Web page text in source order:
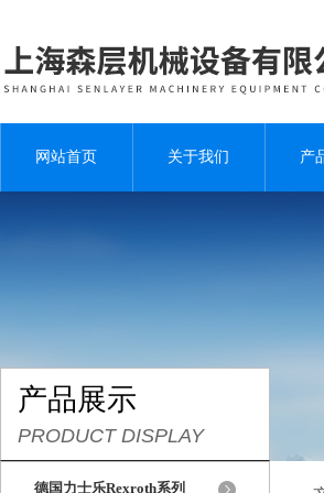
网站首页 关于我们 产
产品展示
PRODUCT DISPLAY
德国力士乐Rexroth系列